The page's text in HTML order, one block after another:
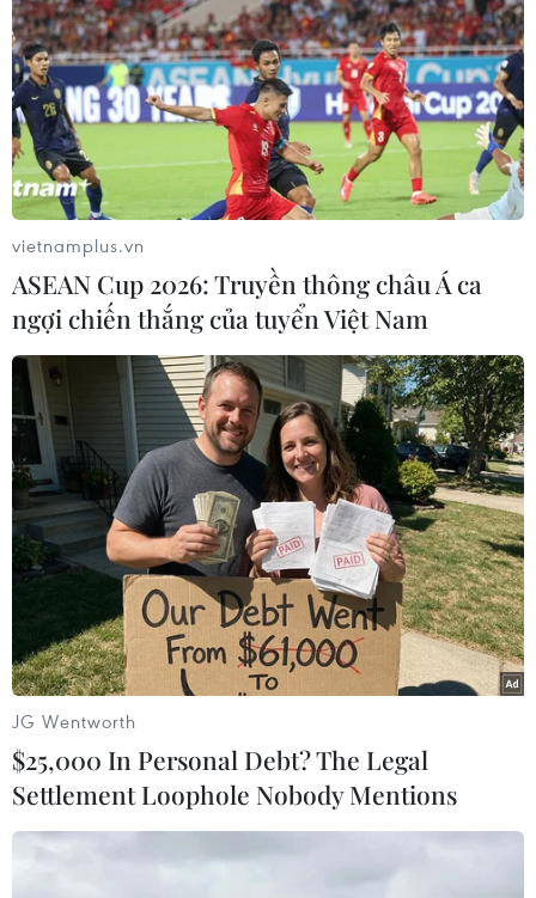
(Vietnam+)
#New York #Bộ sưu tập
#Nhãn hiệu Boss
#Jason Wu
#Phong cách #Chất liệu Mỹ
Theo dõi VietnamPlus
vietnamplus.vn
ASEAN Cup 2026: Truyền thông châu Á ca
ngợi chiến thắng của tuyển Việt Nam
JG Wentworth
$25,000 In Personal Debt? The Legal
Settlement Loophole Nobody Mentions